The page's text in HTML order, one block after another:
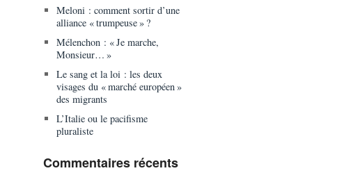
Meloni : comment sortir d’une
alliance « trumpeuse » ?
Mélenchon : « Je marche,
Monsieur… »
Le sang et la loi : les deux
visages du « marché européen »
des migrants
L’Italie ou le pacifisme
pluraliste
Commentaires récents